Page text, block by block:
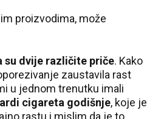
proizvodima, može
su dvije različite priče. Kako
zaustavila rast
u jednom trenutku imali
cigareta godišnje, koje je
rastu i mislim da je to